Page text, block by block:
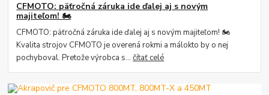
CFMOTO: päťročná záruka ide ďalej aj s novým
majiteľom! 🏍️
CFMOTO: päťročná záruka ide ďalej aj s novým majiteľom! 🏍️
Kvalita strojov CFMOTO je overená rokmi a málokto by o nej
pochyboval. Pretože výrobca s...čítať celé